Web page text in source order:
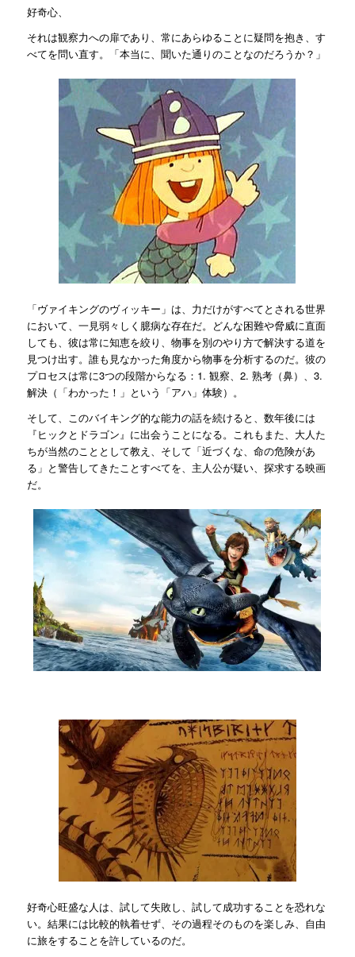
好奇心、
それは観察力への扉であり、常にあらゆることに疑問を抱き、す
べてを問い直す。「本当に、聞いた通りのことなのだろうか？」
「ヴァイキングのヴィッキー」は、力だけがすべてとされる世界
において、一見弱々しく臆病な存在だ。どんな困難や脅威に直面
しても、彼は常に知恵を絞り、物事を別のやり方で解決する道を
見つけ出す。誰も見なかった角度から物事を分析するのだ。彼の
プロセスは常に3つの段階からなる：1. 観察、2. 熟考（鼻）、3.
解決（「わかった！」という「アハ」体験）。
そして、このバイキング的な能力の話を続けると、数年後には
『ヒックとドラゴン』に出会うことになる。これもまた、大人た
ちが当然のこととして教え、そして「近づくな、命の危険があ
る」と警告してきたことすべてを、主人公が疑い、探求する映画
だ。
好奇心旺盛な人は、試して失敗し、試して成功することを恐れな
い。結果には比較的執着せず、その過程そのものを楽しみ、自由
に旅をすることを許しているのだ。